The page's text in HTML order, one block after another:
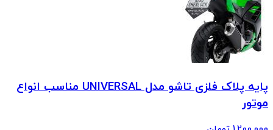
پایه پلاک فلزی تاشو مدل UNIVERSAL مناسب انواع
موتور